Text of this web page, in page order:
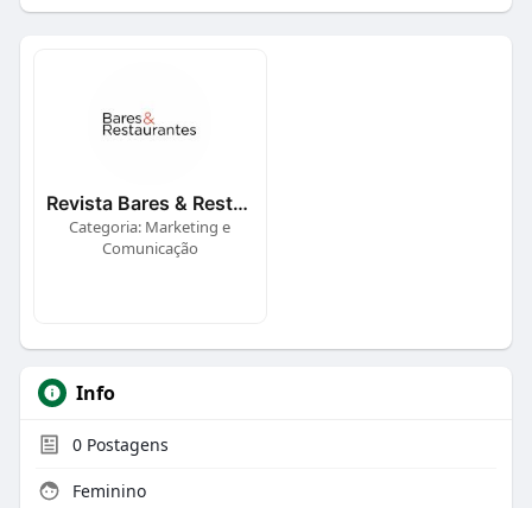
Revista Bares & Restaurantes
Categoria: Marketing e
Comunicação
Info
0Postagens
Feminino